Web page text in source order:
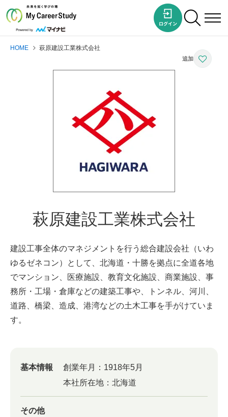
HOME 萩原建設工業株式会社
萩原建設工業株式会社
建設工事全体のマネジメントを行う総合建設会社（いわ
ゆるゼネコン）として、北海道・十勝を拠点に全道各地
でマンション、医療施設、教育文化施設、商業施設、事
務所・工場・倉庫などの建築工事や、トンネル、河川、
道路、橋梁、造成、港湾などの土木工事を手がけていま
す。
基本情報 創業年月： 1918年5月
本社所在地： 北海道
その他